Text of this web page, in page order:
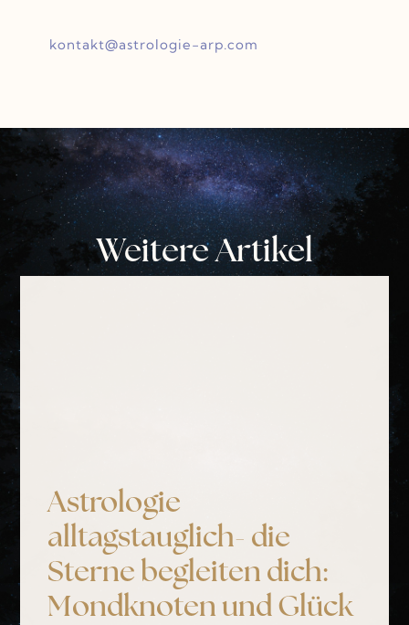
kontakt@astrologie-arp.com
Weitere Artikel
Astrologie
alltagstauglich- die
Sterne begleiten dich:
Mondknoten und Glück